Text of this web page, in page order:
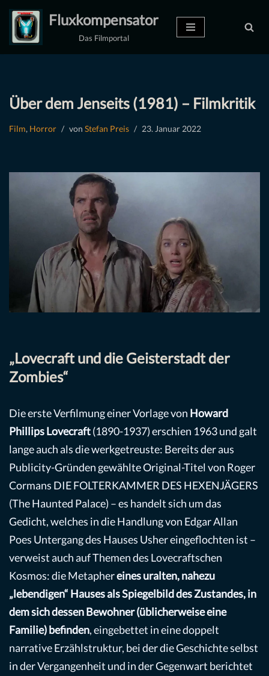
Zum
Inhalt
Fluxkompensator
Das Filmportal
Über dem Jenseits (1981) – Filmkritik
Film, Horror von Stefan Preis 23. Januar 2022
„Lovecraft und die Geisterstadt der
Zombies“
Die erste Verfilmung einer Vorlage von Howard
Phillips Lovecraft(1890-1937) erschien 1963 und galt
lange auch als die werkgetreuste: Bereits der aus
Publicity-Gründen gewählte Original-Titel von Roger
Cormans DIE FOLTERKAMMER DES HEXENJÄGERS
(The Haunted Palace) – es handelt sich um das
Gedicht, welches in die Handlung von Edgar Allan
Poes Untergang des Hauses Usher eingeflochten ist –
verweist auch auf Themen des Lovecraftschen
Kosmos: die Metaphereines uralten, nahezu
„lebendigen“ Hauses als Spiegelbild des Zustandes, in
dem sich dessen Bewohner (üblicherweise eine
Familie) befinden, eingebettet in eine doppelt
narrative Erzählstruktur, bei der die Geschichte selbst
in der Vergangenheit und in der Gegenwart berichtet